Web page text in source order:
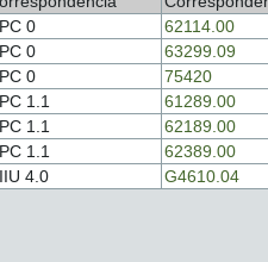
0
62114.00
0
63299.09
0
75420
1.1
61289.00
1.1
62189.00
1.1
62389.00
4.0
G4610.04